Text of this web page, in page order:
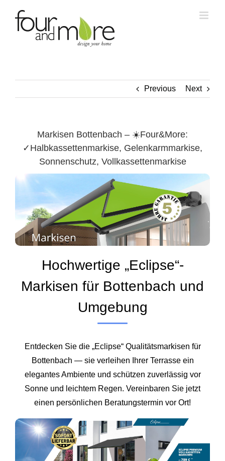
content
Previous Next
Markisen Bottenbach – ☀️Four&More:
✓Halbkassettenmarkise, Gelenkarmmarkise,
Sonnenschutz, Vollkassettenmarkise
Hochwertige „Eclipse“-
Markisen für Bottenbach und
Umgebung
Entdecken Sie die „Eclipse“ Qualitätsmarkisen für
Bottenbach — sie verleihen Ihrer Terrasse ein
elegantes Ambiente und schützen zuverlässig vor
Sonne und leichtem Regen. Vereinbaren Sie jetzt
einen persönlichen Beratungstermin vor Ort!